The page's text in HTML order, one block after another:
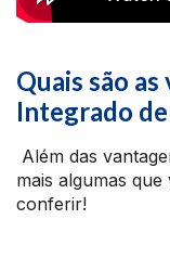
Quais são
Integrado
Além das
mais algumas
conferir!